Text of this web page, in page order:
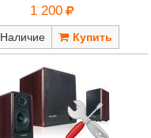
1 200
Наличие